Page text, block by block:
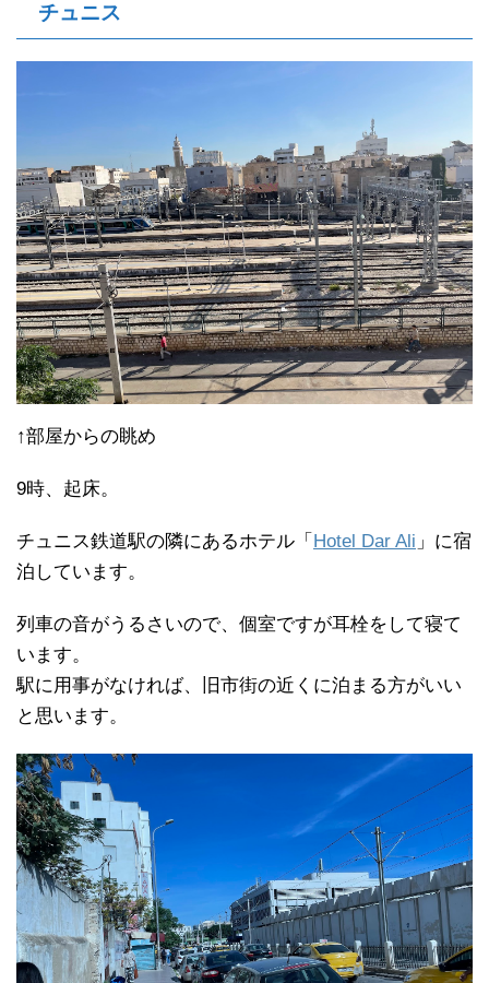
チュニス
↑部屋からの眺め
9時、起床。
チュニス鉄道駅の隣にあるホテル「 Hotel Dar Ali 」に宿
泊しています。
列車の音がうるさいので、個室ですが耳栓をして寝て
います。
駅に用事がなければ、旧市街の近くに泊まる方がいい
と思います。